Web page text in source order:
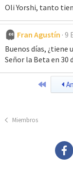
Oli Yorshi, tanto
Fran Agustín 9
Buenos días, ¿tiene
Señor la Beta en 30
Primero
Miembros